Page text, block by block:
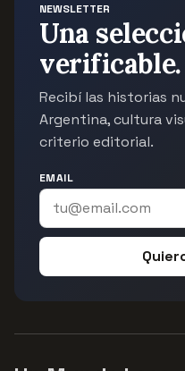
NEWSLETTER
Una
verificable.
Recibí las historias
Argentina, cultura
criterio editorial.
EMAIL